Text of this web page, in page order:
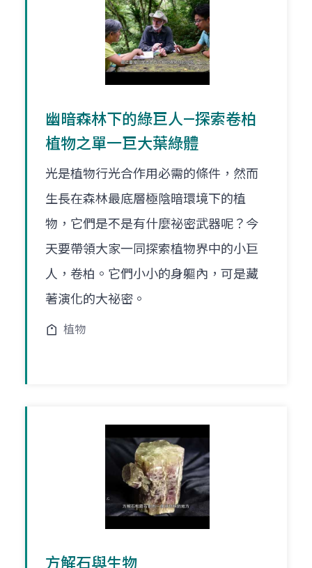
幽暗森林下的綠巨人—探索卷柏
植物之單一巨大葉綠體
光是植物行光合作用必需的條件，然而
生長在森林最底層極陰暗環境下的植
物，它們是不是有什麼祕密武器呢？今
天要帶領大家一同探索植物界中的小巨
人，卷柏。它們小小的身軀內，可是藏
著演化的大祕密。
植物
方解石與生物